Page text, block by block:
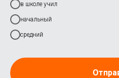
в школе учил
начальный
средний